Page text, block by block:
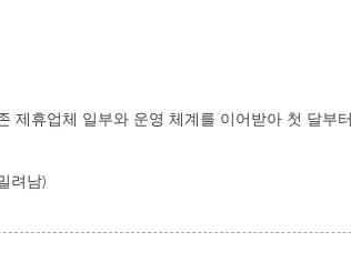
제휴업체 일부와 운영 체계를 이어받아 첫 달부
려남)